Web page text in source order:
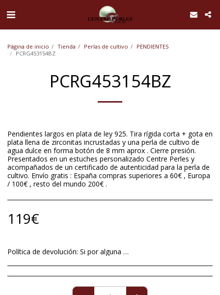
Página de inicio Tienda Perlas de cultivo
PENDIENTES
PCRG453154BZ
PCRG453154BZ
Pendientes largos en plata de ley 925. Tira rígida corta + gota en
plata llena de zirconitas incrustadas y una perla de cultivo de
agua dulce en forma botón de 8 mm aprox . Cierre presión.
Presentados en un estuches personalizado Centre Perles y
acompañados de un certificado de autenticidad para la perla de
cultivo. Envío gratis : España compras superiores a 60€ , Europa
/ 100€ , resto del mundo 200€ .
119€
Política de devolución: Si por alguna excepcional situación no está satisfech@ con el artículo que le hemos mandado, tiene un plazo máximo de 14 días a contar a partir de la fecha de entrega , para devolverlo. Imperfecciones en perlas de cultivo no será motivo aceptable de devolución ya que éstas son totalmente naturales y no se pueden alterar dándole formas redondas y perfectas. Para la perla de Mallorca que viene acompañada de la garantía de diez años, la garantía cubre cualquier defecto exclusivamente de la perla, siempre y cuando ésta haya recibido los cuidados necesarios. La devolución del importe de la compra, cuando proceda, se realizará en el mismo medio de pago con el que usted adquirió el artículo que devuelve.